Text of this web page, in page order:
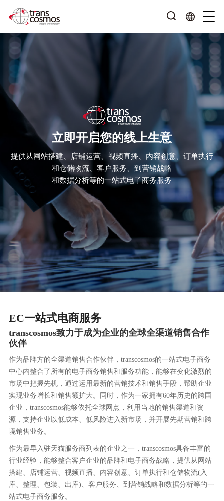
立即开启您的线上生意
提供从网站搭建、店铺运营、视频直播、内容创意、订单执行
和仓储物流、客户服务、到营销战略
和数据分析等的一站式电子商务服务
EC一站式电商服务
transcosmos致力于成为企业的全球全渠道销售合作
伙伴
作为品牌方的全渠道销售合作伙伴，transcosmos的一站式电子商务
中心内整合了所有的电子商务销售和服务功能，能够在变化激烈的
市场中把握先机，通过运用最新的营销技术和销售手段，帮助企业
实现业务增长和销售额扩大。同时，作为一家拥有60年历史的跨国
企业，transcosmos能够依托全球网点，利用当地的销售渠道和资
源，支持企业以低成本、低风险进入新市场，并开展先期营销和跨
境销售业务。
作为最早入驻天猫服务商列表的企业之一，transcosmos具备丰富的
行业经验，能够整合客户企业的品牌和电子商务战略，提供从网站
搭建、店铺运营、视频直播、内容创意、订单执行和仓储物流(入
库、整理、包装、出库)、客户服务、到营销战略和数据分析等的一
站式电子商务服务。